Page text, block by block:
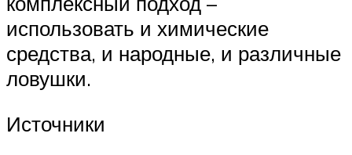
использовать и химические
средства, и народные, и различные
ловушки.
Источники